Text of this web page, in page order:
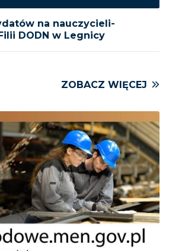
na nauczycieli-
DODN w Legnicy
ZOBACZ WIĘCEJ